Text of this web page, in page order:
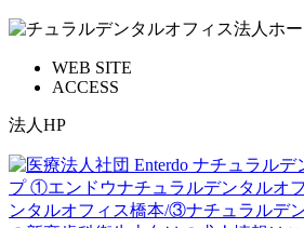
WEB SITE
ACCESS
法人HP